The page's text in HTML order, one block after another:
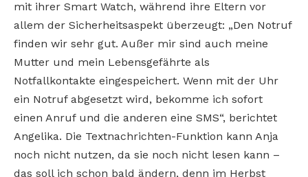
mit ihrer Smart Watch, während ihre Eltern vor
allem der Sicherheitsaspekt überzeugt: „Den Notruf
finden wir sehr gut. Außer mir sind auch meine
Mutter und mein Lebensgefährte als
Notfallkontakte eingespeichert. Wenn mit der Uhr
ein Notruf abgesetzt wird, bekomme ich sofort
einen Anruf und die anderen eine SMS“, berichtet
Angelika. Die Textnachrichten-Funktion kann Anja
noch nicht nutzen, da sie noch nicht lesen kann –
das soll ich schon bald ändern, denn im Herbst